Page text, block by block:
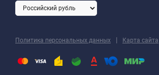
Политика персональных данных | Карта сайта